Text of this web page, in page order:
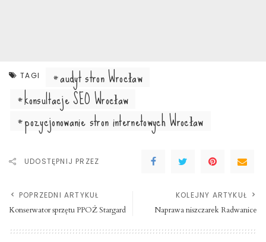
TAGI
audyt stron Wrocław
konsultacje SEO Wrocław
pozycjonowanie stron internetowych Wrocław
UDOSTĘPNIJ PRZEZ
POPRZEDNI ARTYKUŁ
Konserwator sprzętu PPOŻ Stargard
KOLEJNY ARTYKUŁ
Naprawa niszczarek Radwanice